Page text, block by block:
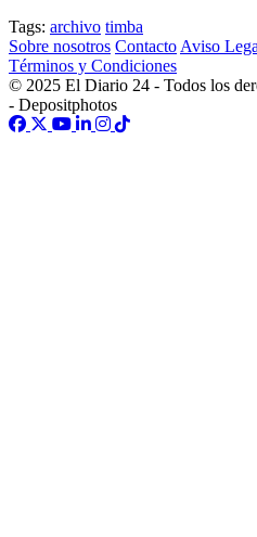
Tags: archivo timba
Sobre nosotros Contacto Aviso
Términos y Condiciones
© 2025 El Diario 24 - Todos los
- Depositphotos